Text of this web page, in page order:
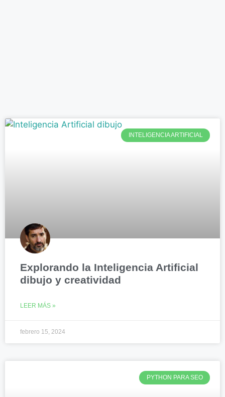
INTELIGENCIA ARTIFICIAL
Explorando la Inteligencia Artificial
dibujo y creatividad
LEER MÁS »
febrero 15, 2024
PYTHON PARA SEO